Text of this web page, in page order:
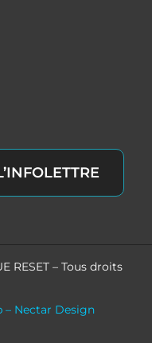
RESET – Tous droits
– Nectar Design